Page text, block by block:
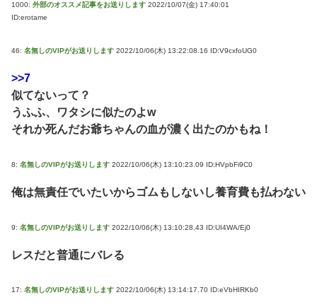
1000: 外部のオススメ記事をお送りします 2022/10/07(金) 17:40:01
ID:erotame
46: 名無しのVIPがお送りします 2022/10/06(木) 13:22:08.16 ID:V9cxfoUG0
>>7
似てないって？
うふふ、ワタシに似たのよw
それか死んだお爺ちゃんの血が濃く出たのかもね！
8: 名無しのVIPがお送りします 2022/10/06(木) 13:10:23.09 ID:HVpbFi9C0
俺は無責任でいたいからゴムもしないし養育費も払わない
9: 名無しのVIPがお送りします 2022/10/06(木) 13:10:28.43 ID:UI4WA/Ej0
レスだと普通にバレる
17: 名無しのVIPがお送りします 2022/10/06(木) 13:14:17.70 ID:eVbHIRKb0